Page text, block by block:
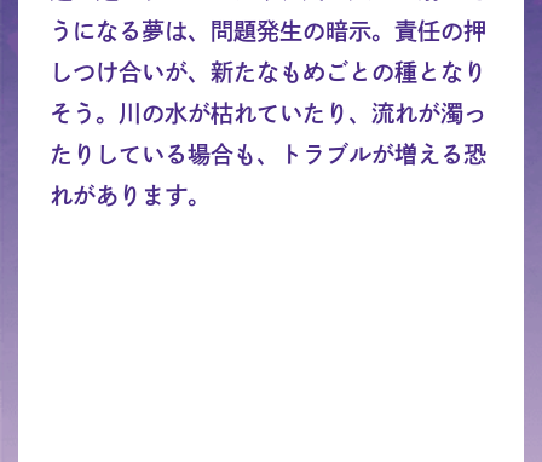
うになる夢は、問題発生の暗示。責任の押
しつけ合いが、新たなもめごとの種となり
そう。川の水が枯れていたり、流れが濁っ
たりしている場合も、トラブルが増える恐
れがあります。